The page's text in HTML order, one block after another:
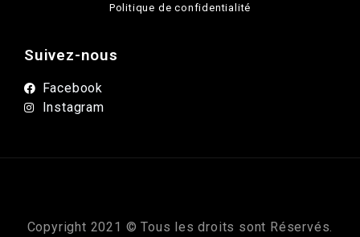
Politique de confidentialité
Suivez-nous
Facebook
Instagram
Copyright 2021 © Tous les droits sont Réservés.